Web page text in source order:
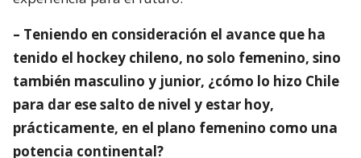
– Teniendo en consideración el avance que ha
tenido el hockey chileno, no solo femenino, sino
también masculino y junior, ¿cómo lo hizo Chile
para dar ese salto de nivel y estar hoy,
prácticamente, en el plano femenino como una
potencia continental?